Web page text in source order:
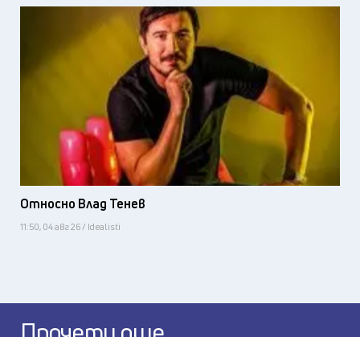
Относно Влад Тенев
11:50, 04 авг 26 / Idealisti